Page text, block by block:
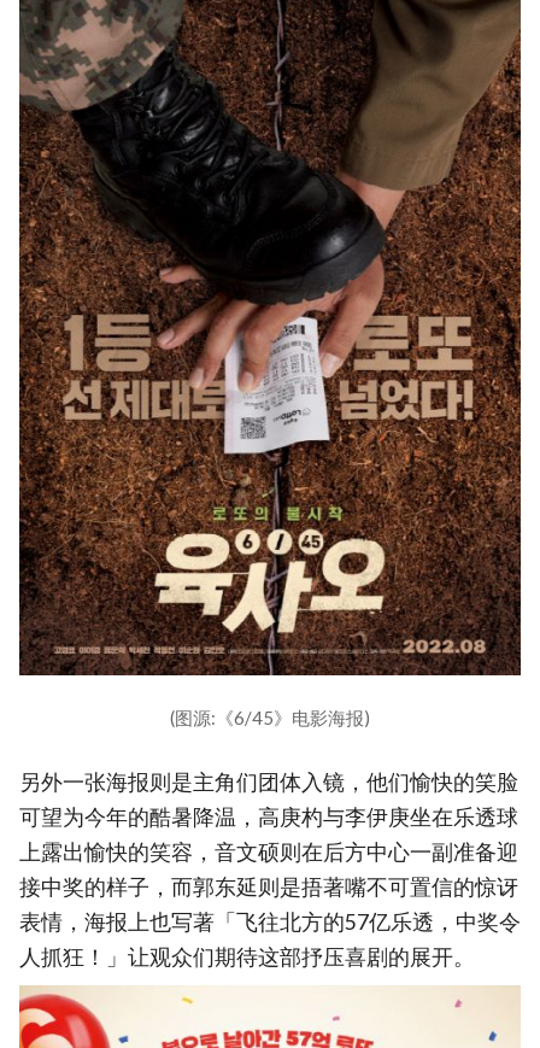
(图源:《6/45》电影海报)
另外一张海报则是主角们团体入镜，他们愉快的笑脸
可望为今年的酷暑降温，高庚杓与李伊庚坐在乐透球
上露出愉快的笑容，音文硕则在后方中心一副准备迎
接中奖的样子，而郭东延则是捂著嘴不可置信的惊讶
表情，海报上也写著「飞往北方的57亿乐透，中奖令
人抓狂！」让观众们期待这部抒压喜剧的展开。